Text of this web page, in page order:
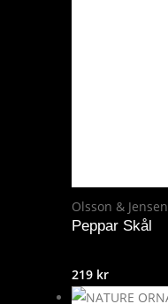
Olsson & Jensen
Peppar Skål
219 kr